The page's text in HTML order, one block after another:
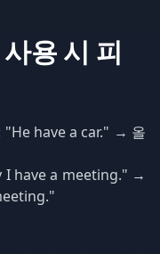
용 시 피
"He have a car." → 올
I have a meeting." →